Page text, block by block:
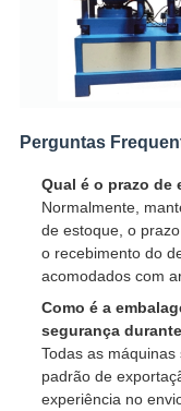
Perguntas
Qual é o prazo de
Normalmente,
de estoque, o
o recebimento do
acomodados com
Como é a
segurança
Todas as
padrão de
experiência no